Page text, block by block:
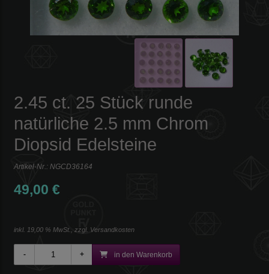
2.45 ct. 25 Stück runde
natürliche 2.5 mm Chrom
Diopsid Edelsteine
Artikel-Nr.: NGCD36164
49,00 €
inkl. 19,00 % MwSt., zzgl. Versandkosten
in den Warenkorb